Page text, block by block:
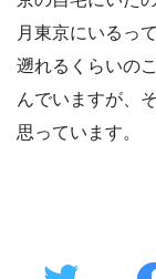
月東京にいるっ
遡れるくらいの
んでいますが、
思っています。